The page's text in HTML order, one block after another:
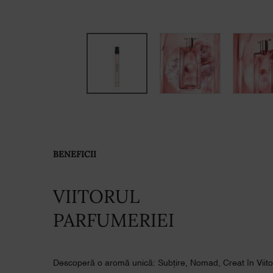
BENEFICII
VIITORUL
PARFUMERIEI
Descoperă o aromă unică: Subțire, Nomad, Creat în